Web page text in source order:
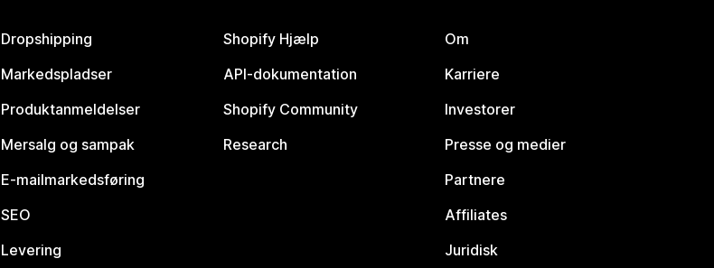
Dropshipping
Markedspladser
Produktanmeldelser
Mersalg og sampak
E-mailmarkedsføring
SEO
Levering
Shopify Hjælp
API-dokumentation
Shopify Community
Research
Om
Karriere
Investorer
Presse og medier
Partnere
Affiliates
Juridisk